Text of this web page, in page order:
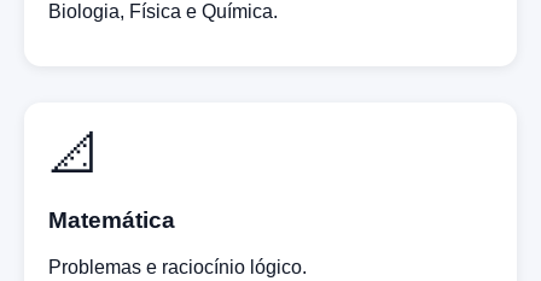
Biologia, Física e Química.
📐
Matemática
Problemas e raciocínio lógico.